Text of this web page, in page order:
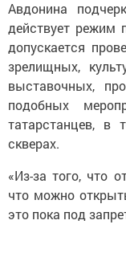
Авдонина
действует режим
допускается
зрелищных,
выставочных,
подобных
татарстанцев, в
скверах.
«Из-за того, что
что можно
это пока под